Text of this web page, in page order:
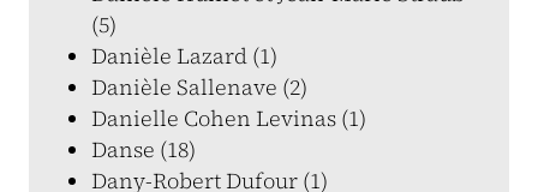
(5)
Danièle Lazard (1)
Danièle Sallenave (2)
Danielle Cohen Levinas (1)
Danse (18)
Dany-Robert Dufour (1)